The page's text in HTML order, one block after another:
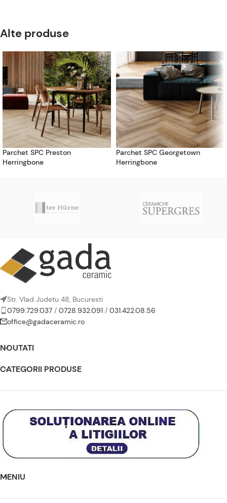
Alte produse
Parchet SPC Preston
Herringbone
Parchet SPC Georgetown
Herringbone
Str. Vlad Judetu 48, Bucuresti
0799.729.037 / 0728.932.091 / 031.422.08.56
office@gadaceramic.ro
NOUTATI
CATEGORII PRODUSE
MENIU